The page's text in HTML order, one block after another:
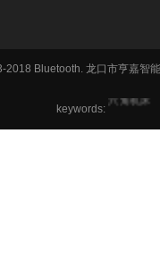
2018 Bluetooth. 龙口市亨嘉智
keywords:
六角机床